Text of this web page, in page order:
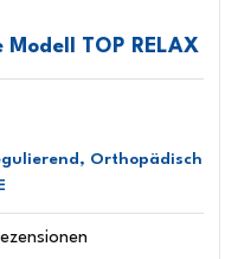
TOP RELAX
Orthopädisch